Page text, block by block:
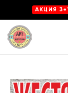
AKЦИЯ 3+1